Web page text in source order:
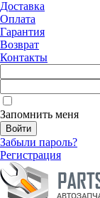
Доставка
Оплата
Гарантия
Возврат
Контакты
Запомнить меня
Забыли пароль?
Регистрация